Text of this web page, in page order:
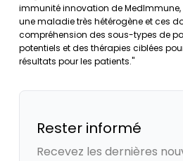
immunité innovation de MedImmune,
une maladie très hétérogène et ces
compréhension des sous-types de
potentiels et des thérapies ciblées
résultats pour les patients."
Rester informé
Recevez les dernières